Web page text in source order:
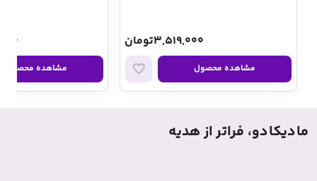
3,519,000تومان
مشاهده محصول مشاهده محصول
مادیکادو، فراتر از هدیه